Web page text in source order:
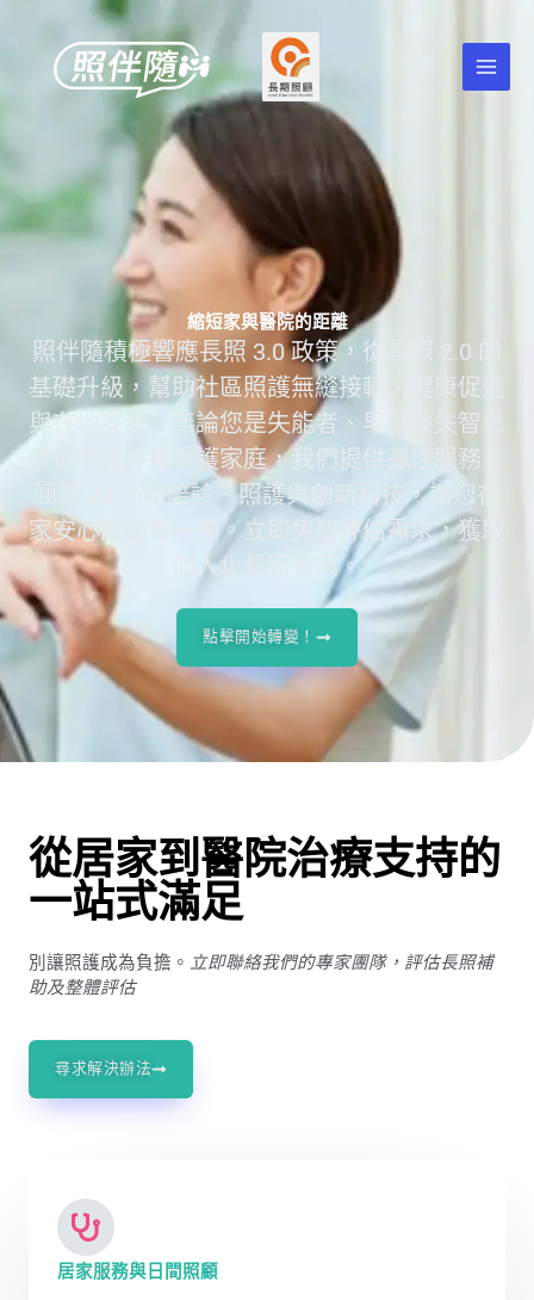
縮短家與醫院的距離
照伴隨積極響應長照 3.0 政策，從長照 2.0 的
基礎升級，幫助社區照護無縫接軌、健康促進
與在地安老。無論您是失能者、早發性失智患
者或聘僱外籍看護家庭，我們提供彈性服務，
涵蓋 24 小時陪診、照護與創新科技，讓您在
家安心度過每一天。 立即免費評估需求，獲取
個人化長照方案。
點擊開始轉變！
從居家到醫院治療支持的
一站式滿足
別讓照護成為負擔。 立即聯絡我們的專家團隊，評估長照補
助及整體評估
尋求解決辦法
居家服務與日間照顧